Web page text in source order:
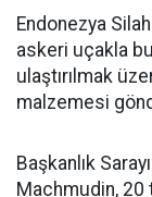
Endonezya
askeri uçakla
ulaştırılmak
malzemesi
Başkanlık
Machmudin, 20